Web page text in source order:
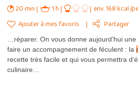
20 min 1 h
env. 168 kcal /
Ajouter à mes favoris
Partager
…réparer. On vous donne aujourd’hui
faire un accompagnement de féculent : la
recette très facile et qui vous permettra
culinaire…